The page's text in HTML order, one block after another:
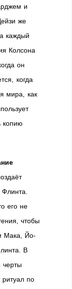
и
же
каждый
Колсона
он
когда
мира, как
копию
его не
чтобы
Мака, Йо-
В
черты
по